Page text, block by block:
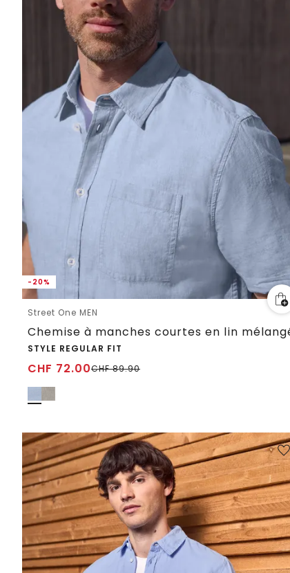
-20%
Street One MEN
Chemise à manches courtes en lin
STYLE REGULAR FIT
CHF 72.00CHF89.90